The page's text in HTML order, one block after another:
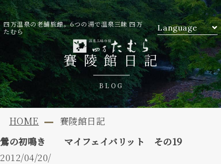
四万温泉の老舗旅館。6つの湯で温泉三昧 四万
たむら
Language
賽陵館日記
BLOG
HOME
賽陵館日記
鶯の初鳴き マイフェイバリット その19
2012/04/20/